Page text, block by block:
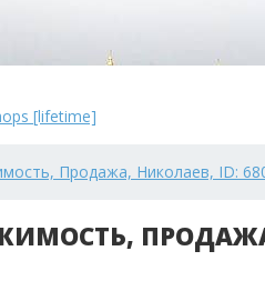
Продажа, Николаев, ID: